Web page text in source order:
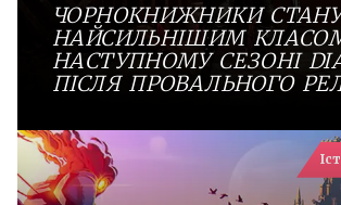
ЧОРНОКНИЖНИКИ
НАЙСИЛЬНІШИМ
НАСТУПНОМУ СЕЗОНІ
ПІСЛЯ ПРОВАЛЬНОГО